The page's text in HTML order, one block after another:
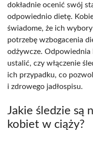
dokładnie ocenić swój
odpowiednio dietę.
świadome, że ich
potrzebę wzbogacenia
odżywcze. Odpowiednia
ustalić, czy włączenie
ich przypadku, co
i zdrowego jadłospisu.
Jakie śledzie są
kobiet w ciąży?